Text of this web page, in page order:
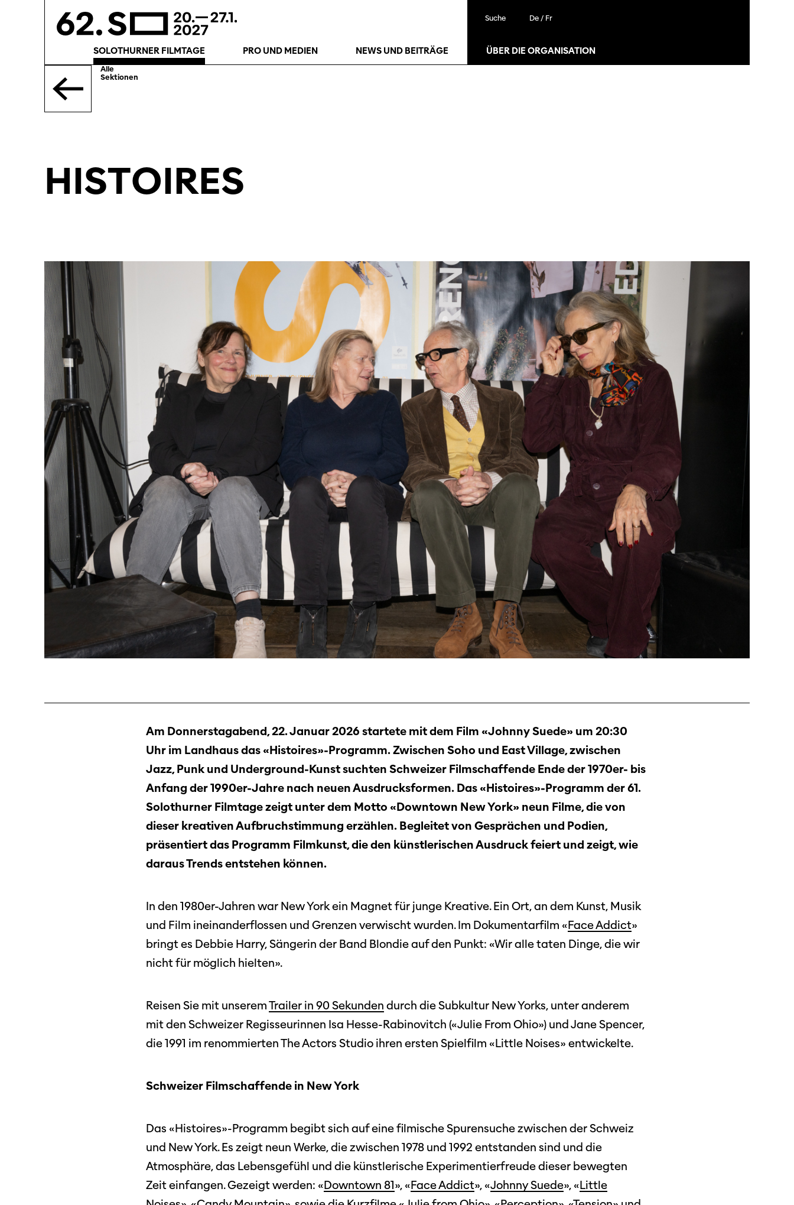
Suche De / Fr
SOLOTHURNER FILMTAGE PRO UND MEDIEN NEWS UND BEITRÄGE ÜBER DIE ORGANISATION
Team
Alle
Sektionen
HISTOIRES
Am Donnerstagabend, 22. Januar 2026 startete mit dem Film «Johnny Suede» um 20:30
Uhr im Landhaus das «Histoires»-Programm. Zwischen Soho und East Village, zwischen
Jazz, Punk und Underground-Kunst suchten Schweizer Filmschaffende Ende der 1970er- bis
Anfang der 1990er-Jahre nach neuen Ausdrucksformen. Das «Histoires»-Programm der 61.
Solothurner Filmtage zeigt unter dem Motto «Downtown New York» neun Filme, die von
dieser kreativen Aufbruchstimmung erzählen. Begleitet von Gesprächen und Podien,
präsentiert das Programm Filmkunst, die den künstlerischen Ausdruck feiert und zeigt, wie
daraus Trends entstehen können.
In den 1980er-Jahren war New York ein Magnet für junge Kreative. Ein Ort, an dem Kunst, Musik
und Film ineinanderflossen und Grenzen verwischt wurden. Im Dokumentarfilm «Face Addict»
bringt es Debbie Harry, Sängerin der Band Blondie auf den Punkt: «Wir alle taten Dinge, die wir
nicht für möglich hielten».
Reisen Sie mit unseremTrailer in 90 Sekunden durch die Subkultur New Yorks, unter anderem
mit den Schweizer Regisseurinnen Isa Hesse-Rabinovitch («Julie From Ohio») und Jane Spencer,
die 1991 im renommierten The Actors Studio ihren ersten Spielfilm «Little Noises» entwickelte.
Schweizer Filmschaffende in New York
Das «Histoires»-Programm begibt sich auf eine filmische Spurensuche zwischen der Schweiz
und New York. Es zeigt neun Werke, die zwischen 1978 und 1992 entstanden sind und die
Atmosphäre, das Lebensgefühl und die künstlerische Experimentierfreude dieser bewegten
Zeit einfangen. Gezeigt werden: «Downtown 81», «Face Addict», «Johnny Suede», «Little